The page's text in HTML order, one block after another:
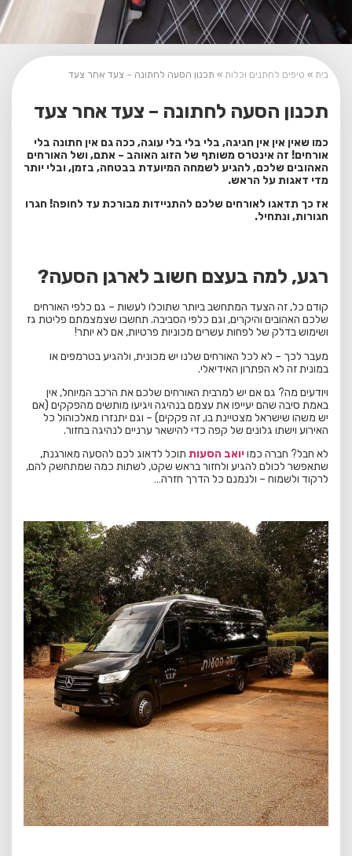
בית » טיפים לחתנים וכלות » תכנון הסעה לחתונה – צעד אחר צעד
תכנון הסעה לחתונה – צעד אחר צעד
כמו שאין אין אין חגיגה, בלי בלי בלי עוגה, ככה גם אין חתונה בלי
אורחים! זה אינטרס משותף של הזוג האוהב – אתם, ושל האורחים
האהובים שלכם, להגיע לשמחה המיועדת בבטחה, בזמן, ובלי יותר
מדי דאגות על הראש.
אז כך תדאגו לאורחים שלכם להתניידות מבורכת עד לחופה! חגרו
חגורות, ונתחיל.
רגע, למה בעצם חשוב לארגן הסעה?
קודם כל, זה הצעד המתחשב ביותר שתוכלו לעשות – גם כלפי האורחים
שלכם האהובים והיקרים, וגם כלפי הסביבה. תחשבו שצמצמתם פליטת גז
ושימוש בדלק של לפחות עשרים מכוניות פרטיות, אם לא יותר!
מעבר לכך – לא לכל האורחים שלנו יש מכונית, ולהגיע בטרמפים או
במונית זה לא הפתרון האידיאלי.
ויודעים מה? גם אם יש למרבית האורחים שלכם את הרכב המיוחל, אין
באמת סיבה שהם יעייפו את עצמם בנהיגה ויגיעו מותשים מהפקקים (אם
יש משהו שישראל מצטיינת בו, זה פקקים) – וגם יתנזרו מאלכוהול כל
האירוע וישתו גלונים של קפה כדי להישאר ערניים לנהיגה בחזור.
לא חבל? חברה כמו יואב הסעות תוכל לדאוג לכם להסעה מאורגנת,
שתאפשר לכולם להגיע ולחזור בראש שקט, לשתות כמה שמתחשק להם,
לרקוד ולשמוח – ולנמנם כל הדרך חזרה…